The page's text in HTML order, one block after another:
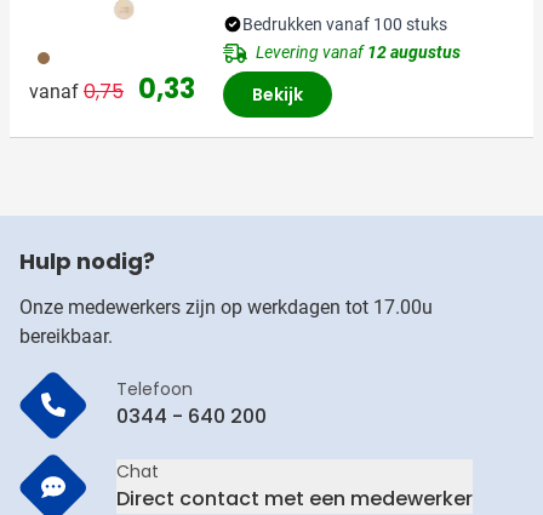
011
vanaf Normale prijs
0,75 Speciale prijs
0,33
Bedrukken vanaf 100 stuks
Levering vanaf12 augustus
Bekijk
Hulp nodig?
Onze medewerkers zijn op werkdagen tot 17.00u
bereikbaar.
Telefoon
0344 - 640 200
Chat
Direct contact met een medewerker